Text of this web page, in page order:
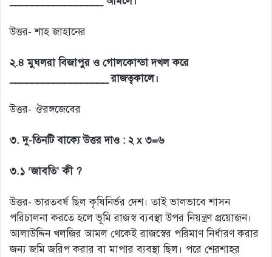
উত্তর- শাহ জাহানের
২.৪ মুঘলরা বিজাপুর ও গোলকোন্ডা দখল করে
__________________ রাজত্বকালে।
উত্তর- ঔরঙ্গজেবের
৩. দু-তিনটি বাক্যে উত্তর দাও : ২ x ৩=৬
৩.১ ‘জাবতি’ কী ?
উত্তর- ভারতবর্ষ ছিল কৃষিনির্ভর দেশ। তাই ভালভাবে শাসন
পরিচালনা করতে হলে ভূমি রাজস্ব ব্যবস্থা উপর নিয়ন্ত্রণ প্রয়োজন।
আলাউদ্দিন খলজির আমল থেকেই রাজস্বের পরিমাণ নির্ধারণ করার
জন্য জমি জরিপ করার বা মাপার ব্যবস্থা ছিল। পরে শেরশাহর